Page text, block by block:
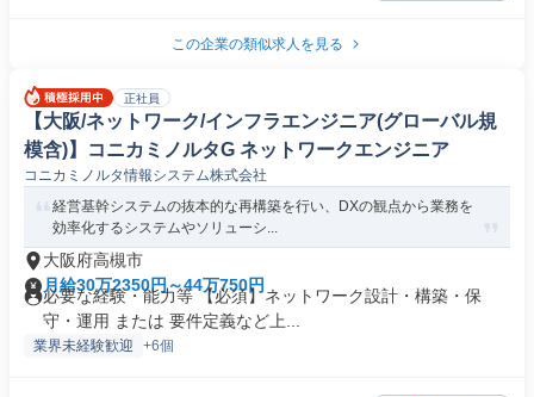
この企業の類似求人を見る
正社員
【大阪/ネットワーク/インフラエンジニア(グローバル規
模含)】コニカミノルタG ネットワークエンジニア
コニカミノルタ情報システム株式会社
経営基幹システムの抜本的な再構築を行い、DXの観点から業務を
効率化するシステムやソリューシ...
大阪府高槻市
月給30万2350円～44万750円
必要な経験・能力等 【必須】ネットワーク設計・構築・保
守・運用 または 要件定義など上...
業界未経験歓迎 +6個